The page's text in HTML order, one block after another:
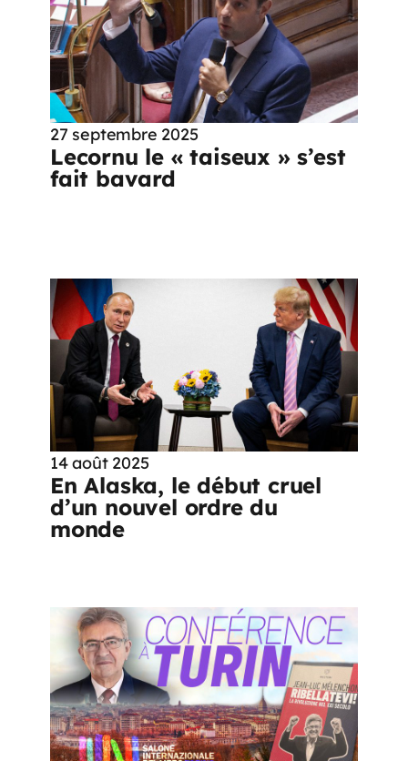
27 septembre 2025
Lecornu le « taiseux » s’est
fait bavard
14 août 2025
En Alaska, le début cruel
d’un nouvel ordre du
monde